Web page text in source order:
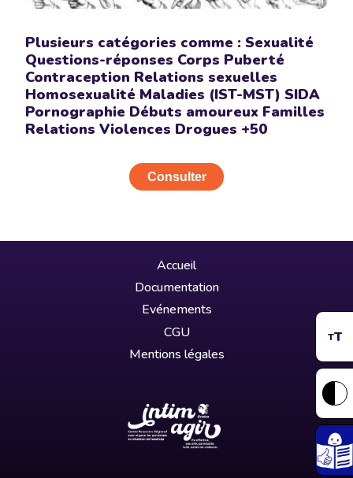
TT
Plusieurs catégories comme : Sexualité
Questions-réponses Corps Puberté
Contraception Relations sexuelles
Homosexualité Maladies (IST-MST) SIDA
Pornographie Débuts amoureux Familles
Relations Violences Drogues +50
Consulter
Accueil
Documentation
Evénements
CGU
Mentions légales